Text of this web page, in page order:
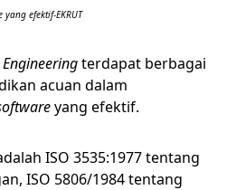
yang efektif-EKRUT
terdapat berbagai
acuan dalam
yang efektif.
ISO 3535:1977 tentang
ISO 5806/1984 tentang